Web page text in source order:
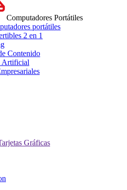
Computadores Portátiles
portátiles
2 en 1
Contenido
Artificial
Gráficas